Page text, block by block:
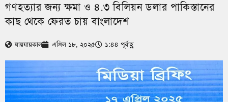
গণহত্যার জন্য ক্ষমা ও ৪.৩ বিলিয়ন ডলার পাকিস্তানের
কাছ থেকে ফেরত চায় বাংলাদেশ
যায়যায়কাল এপ্রিল ১৮, ২০২৫ ১:৪৪ পূর্বাহ্ণ